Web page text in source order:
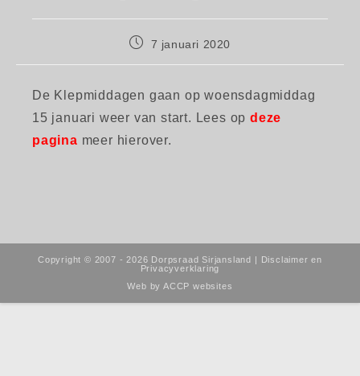
Bericht7 januari 2020
De Klepmiddagen gaan op woensdagmiddag
15 januari weer van start. Lees opdeze
pagina meer hierover.
Copyright © 2007 - 2026 Dorpsraad Sirjansland | Disclaimer en
Privacyverklaring
Web byACCP websites